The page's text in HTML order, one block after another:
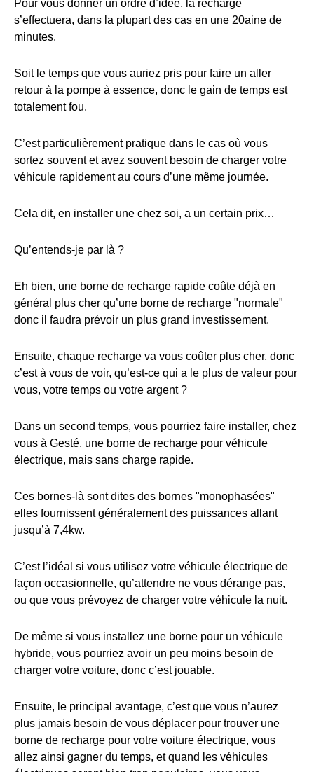
Pour vous donner un ordre d’idée, la recharge
s’effectuera, dans la plupart des cas en une 20aine de
minutes.
Soit le temps que vous auriez pris pour faire un aller
retour à la pompe à essence, donc le gain de temps est
totalement fou.
C’est particulièrement pratique dans le cas où vous
sortez souvent et avez souvent besoin de charger votre
véhicule rapidement au cours d’une même journée.
Cela dit, en installer une chez soi, a un certain prix…
Qu’entends-je par là ?
Eh bien, une borne de recharge rapide coûte déjà en
général plus cher qu’une borne de recharge "normale"
donc il faudra prévoir un plus grand investissement.
Ensuite, chaque recharge va vous coûter plus cher, donc
c’est à vous de voir, qu’est-ce qui a le plus de valeur pour
vous, votre temps ou votre argent ?
Dans un second temps, vous pourriez faire installer, chez
vous à Gesté, une borne de recharge pour véhicule
électrique, mais sans charge rapide.
Ces bornes-là sont dites des bornes "monophasées"
elles fournissent généralement des puissances allant
jusqu’à 7,4kw.
C’est l’idéal si vous utilisez votre véhicule électrique de
façon occasionnelle, qu’attendre ne vous dérange pas,
ou que vous prévoyez de charger votre véhicule la nuit.
De même si vous installez une borne pour un véhicule
hybride, vous pourriez avoir un peu moins besoin de
charger votre voiture, donc c’est jouable.
Ensuite, le principal avantage, c’est que vous n’aurez
plus jamais besoin de vous déplacer pour trouver une
borne de recharge pour votre voiture électrique, vous
allez ainsi gagner du temps, et quand les véhicules